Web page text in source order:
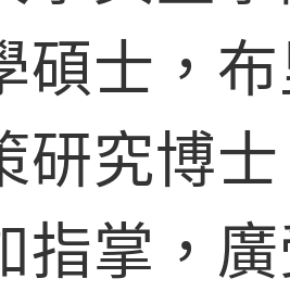
碩士，
研究博
指掌，